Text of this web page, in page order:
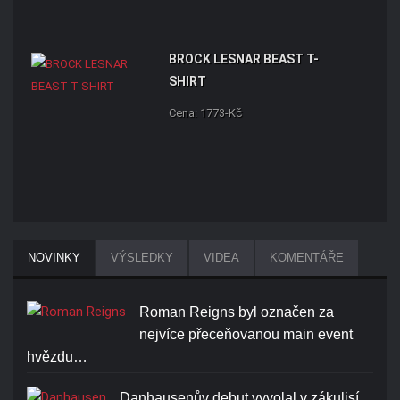
BROCK LESNAR BEAST T-
SHIRT
Cena: 1773-Kč
NOVINKY VÝSLEDKY VIDEA KOMENTÁŘE
Roman Reigns byl označen za
nejvíce přeceňovanou main event
hvězdu…